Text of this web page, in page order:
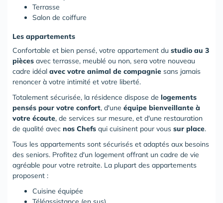
Terrasse
Salon de coiffure
Les appartements
Confortable et bien pensé, votre appartement du studio au 3
pièces avec terrasse, meublé ou non, sera votre nouveau
cadre idéal avec votre animal de compagnie sans jamais
renoncer à votre intimité et votre liberté.
Totalement sécurisée, la résidence dispose de logements
pensés pour votre confort, d'une équipe bienveillante à
votre écoute, de services sur mesure, et d'une restauration
de qualité avec nos Chefs qui cuisinent pour vous sur place.
Tous les appartements sont sécurisés et adaptés aux besoins
des seniors. Profitez d'un logement offrant un cadre de vie
agréable pour votre retraite. La plupart des appartements
proposent :
Cuisine équipée